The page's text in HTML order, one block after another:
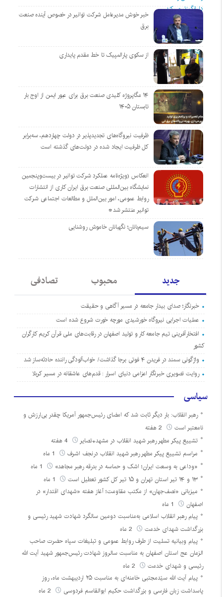
خبر خوش مدیرعامل شرکت توانیر در خصوص آینده صنعت
برق
از سکوی پارالمپیک تا خط مقدم پایداری
۱۴ مگاپروژه‌ کلیدی صنعت برق برای عبور ایمن از اوج بار
تابستان ۱۴۰۵
ظرفیت نیروگاه‌های تجدیدپذیر در دولت چهاردهم، سه‌برابر
کل ظرفیت ایجاد شده در دولت‌های گذشته است
انعکاس (ویژه‌نامه عملکرد شرکت توانیر در بیست‌وپنجمین
نمایشگاه بین‌المللی صنعت برق ایران کاری از انتشارات
روابط عمومی، امور بین‌الملل و مطالعات اجتماعی شرکت
توانیر منتشر شد*
سیم‌بانان؛ نگهبانان خاموش روشنایی
جدید محبوب تصادفی
خبرنگار؛ صدای بیدار جامعه در مسیر آگاهی و حقیقت
عملیات اجرایی نیروگاه خورشیدی مورچه خورت شروع شده است
افتخارآفرینی تیم جامعه کار و تولید اصفهان در رقابت‌های ملی قرآن کریم کارگران
کشور
واژگونی سمند در فریدن ۴ فوتی برجا گذاشت/ خواب‌آلودگی راننده حادثه‌ساز شد
روایت تصویری خبرنگار اعزامی دنیای اسرار : قدم‌های عاشقانه در مسیر کربلا
سیاسی
رهبر انقلاب: بار دیگر ثابت شد که امضای رئیس‌جمهور آمریکا چقدر بی‌ارزش و
نامعتبر است
تشییع پیکر مطهر رهبر شهید انقلاب در مشهد+تصایر
مراسم تشییع پیکر مطهر رهبر شهید انقلاب درنجف اشرف
«وداعی به وسعت ایران؛ اشک و حماسه در بدرقه رهبر مجاهد»
۱۳ و ۱۴ تیر استان تهران و ۱۵ تیر کل کشور تعطیل است
میزبانی «نصف‌جهان» از مکتب مقاومت؛ آغاز هفته «شهدای اقتدار» در
اصفهان
پیام رهبر انقلاب اسلامی به‌مناسبت دومین سالگرد شهادت شهید رئیسی و
بزرگداشت شهدای خدمت
پیام وبیانیه تسلیت از طرف روابط عمومی و تبلیغات سپاه حضرت صاحب
الزمان عج استان اصفهان به مناسبت سالروز شهادت رئیس‌جمهور شهید آیت الله
رئیسی و شهدای خدمت
پیام آیت الله سیّدمجتبی خامنه‌ای به مناسبت ۲۵ اردیبهشت ماه، روز
پاسداشت زبان فارسی و بزرگداشت حکیم ابوالقاسم فردوسی